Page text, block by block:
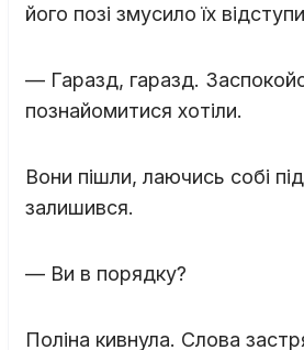
його позі змусило їх
— Гаразд, гаразд.
познайомитися хотіли.
Вони пішли, лаючись собі під
залишився.
— Ви в порядку?
Поліна кивнула. Слова